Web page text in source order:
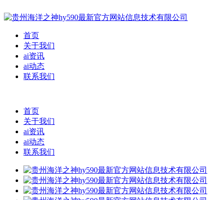
首页
关于我们
ai资讯
ai动态
联系我们
首页
关于我们
ai资讯
ai动态
联系我们